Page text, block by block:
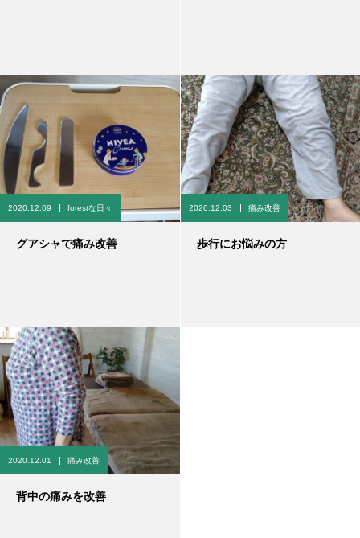
2020.12.09 forestな日々
グアシャで痛み改善
2020.12.03 痛み改善
歩行にお悩みの方
2020.12.01 痛み改善
背中の痛みを改善